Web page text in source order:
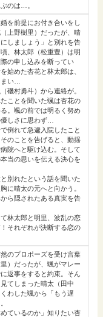
のは…。
を前提にお付き合いをし
上野樹里）だったが、晴
しましょう」と別れを告
、林太郎（松重豊）は明
の申し込みを断ってい
始めた杏花と林太郎は、
い…
磯村勇斗）から連絡が。
ことを聞いた颯は杏花の
。颯の前では明るく努め
しさに思わず…
倒れて急遽入院したこと
のことを告げると、動揺
院へと駆け込む。そして
当の思いを伝える決心を
別れたという話を聞いた
に晴太の元へと向かう。
ら隠されたある真実を告
林太郎と明里、波乱の恋
それぞれが決断する恋の
のプロポーズを受け言葉
）だったが、颯がマレー
返事をすると約束。そん
てしまった晴太（田中
わした颯から「もう遅
ているのか」知りたい杏